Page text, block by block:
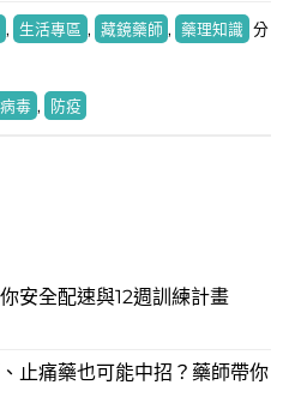
, 生活專區 , 藏鏡藥師 , 藥理知識 分
毒 , 防疫
安全配速與12週訓練計畫
止痛藥也可能中招？藥師帶你